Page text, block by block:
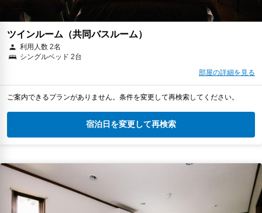
ツインルーム（共同バスルーム）
利用人数 2名
シングルベッド 2台
部屋の詳細を見る
ご案内できるプランがありません。条件を変更して再検索してください。
宿泊日を変更して再検索